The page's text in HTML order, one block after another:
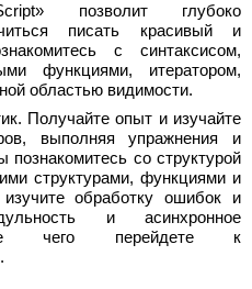
позволит глубоко
писать красивый и
с синтаксисом,
функциями, итератором,
областью видимости.
Получайте опыт и изучайте
выполняя упражнения и
со структурой
структурами, функциями и
обработку ошибок и
и асинхронное
чего перейдете к